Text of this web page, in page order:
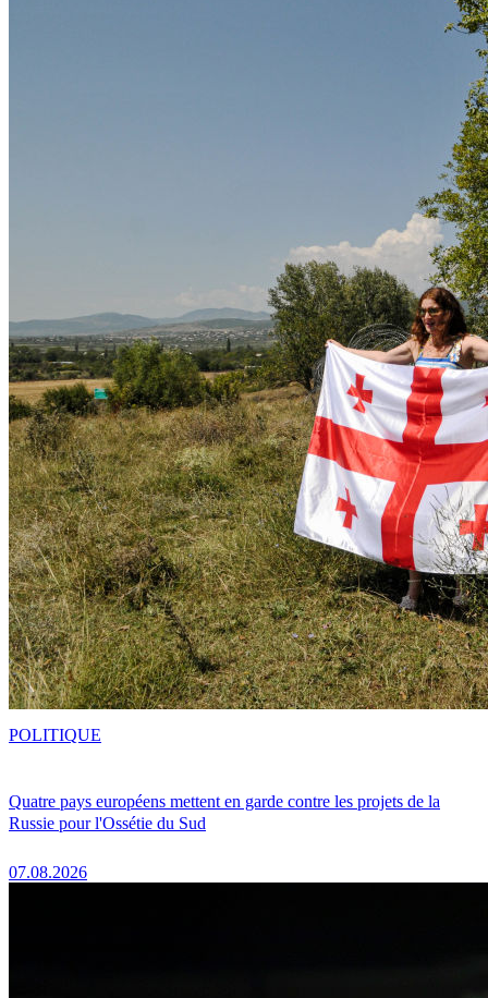
Quatre pays européens mettent en garde contre les projets de la
Russie pour l'Ossétie du Sud
07.08.2026
POLITIQUE